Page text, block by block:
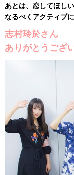
あとは、恋してほし
なるべくアクティブ
志村玲於さん
ありがとうござ